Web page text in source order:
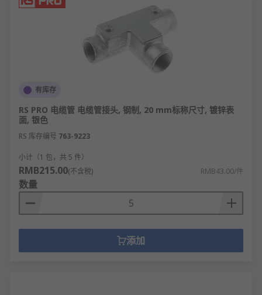
有库存
RS PRO 电缆管 电缆管接头, 钢制, 20 mm标称尺寸, 镀锌表
面, 银色
RS 库存编号 763-9223
小计（1 包，共 5 件）
RMB215.00(不含税) RMB43.00/件
数量
添加